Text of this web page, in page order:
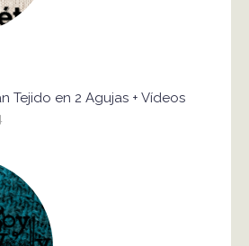
Tejido en 2 Agujas + Vídeos